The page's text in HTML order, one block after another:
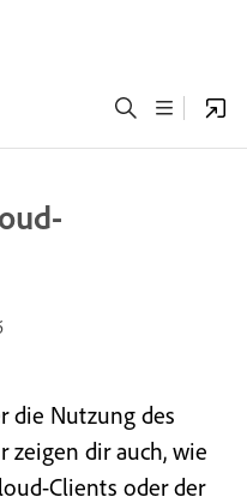
die Nutzung des
zeigen dir auch, wie
Clients oder der